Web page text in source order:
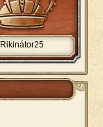
Rikinátor25